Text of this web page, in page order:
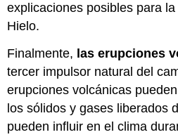
explicaciones posibles para
Hielo.
Finalmente, las erupciones
tercer impulsor natural del
erupciones volcánicas
los sólidos y gases liberados
pueden influir en el clima